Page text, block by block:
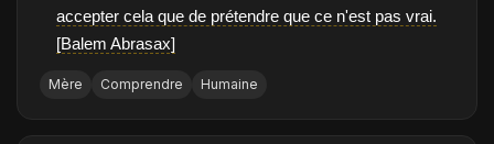
accepter cela que de prétendre que ce n'est pas vrai.
[Balem Abrasax]
Mère Comprendre Humaine